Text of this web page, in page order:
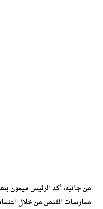
من جانبه، أكد الرئيس ميمون
ممارسات القنص من خلال